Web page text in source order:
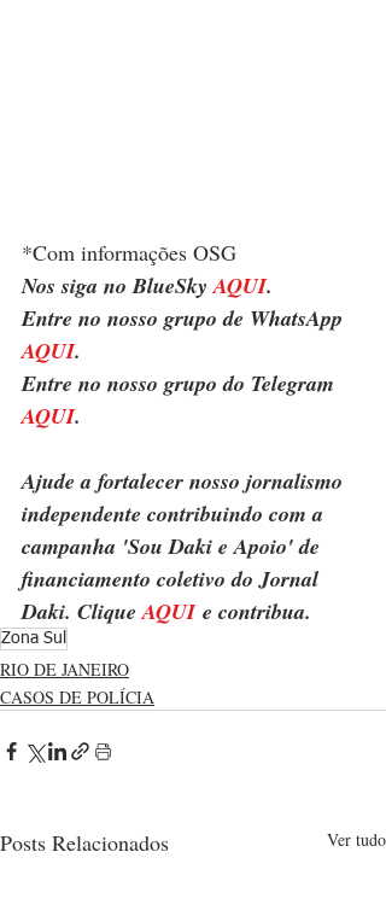
*Com informações OSG
Nos siga no BlueSky AQUI.
Entre no nosso grupo de WhatsApp
AQUI.
Entre no nosso grupo do Telegram
AQUI.
Ajude a fortalecer nosso jornalismo
independente contribuindo com a
campanha 'Sou Daki e Apoio' de
financiamento coletivo do Jornal
Daki. Clique AQUI e contribua.
Zona Sul
RIO DE JANEIRO
CASOS DE POLÍCIA
Posts Relacionados Ver tudo